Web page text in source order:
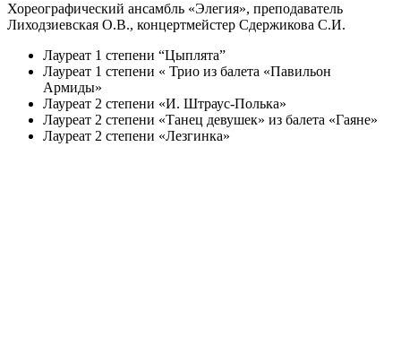
Хореографический ансамбль «Элегия», преподаватель
Лиходзиевская О.В., концертмейстер Сдержикова С.И.
Лауреат 1 степени “Цыплята”
Лауреат 1 степени « Трио из балета «Павильон
Армиды»
Лауреат 2 степени «И. Штраус-Полька»
Лауреат 2 степени «Танец девушек» из балета «Гаяне»
Лауреат 2 степени «Лезгинка»